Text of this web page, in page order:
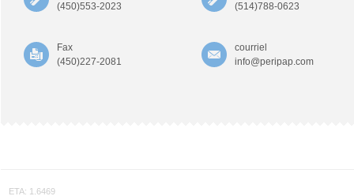
(450)553-2023
(514)788-0623
Fax
(450)227-2081
courriel
info@peripap.com
ETA: 1.6469